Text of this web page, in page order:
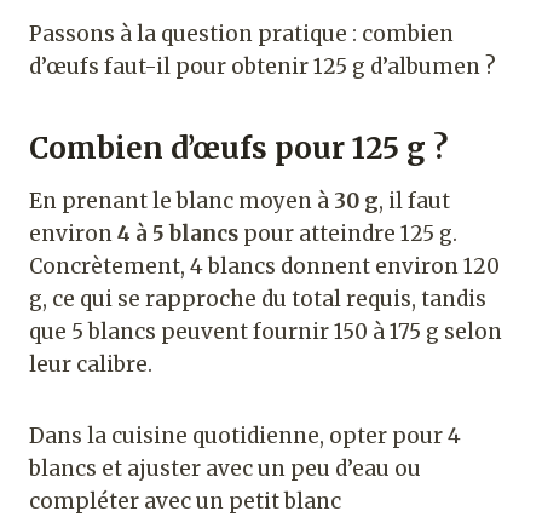
Passons à la question pratique : combien
d’œufs faut-il pour obtenir 125 g d’albumen ?
Combien d’œufs pour 125 g ?
En prenant le blanc moyen à 30 g, il faut
environ4 à 5 blancs pour atteindre 125 g.
Concrètement, 4 blancs donnent environ 120
g, ce qui se rapproche du total requis, tandis
que 5 blancs peuvent fournir 150 à 175 g selon
leur calibre.
Dans la cuisine quotidienne, opter pour 4
blancs et ajuster avec un peu d’eau ou
compléter avec un petit blanc